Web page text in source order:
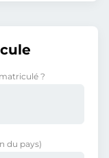
?
du pays)